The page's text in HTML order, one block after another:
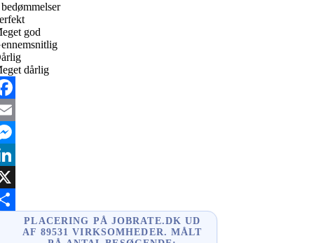
god
dårlig
PLACERING PÅ JOBRATE.DK UD
AF 89531 VIRKSOMHEDER. MÅLT